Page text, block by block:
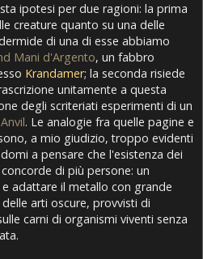
ipotesi per due ragioni: la prima
creature quanto su una delle
di una di esse abbiamo
Mani d'Argento, un fabbro
Krandamer; la seconda risiede
unitamente a questa
degli scriteriati esperimenti di un
. Le analogie fra quelle pagine e
a mio giudizio, troppo evidenti
a pensare che l'esistenza dei
di più persone: un
adattare il metallo con grande
arti oscure, provvisti di
carni di organismi viventi senza